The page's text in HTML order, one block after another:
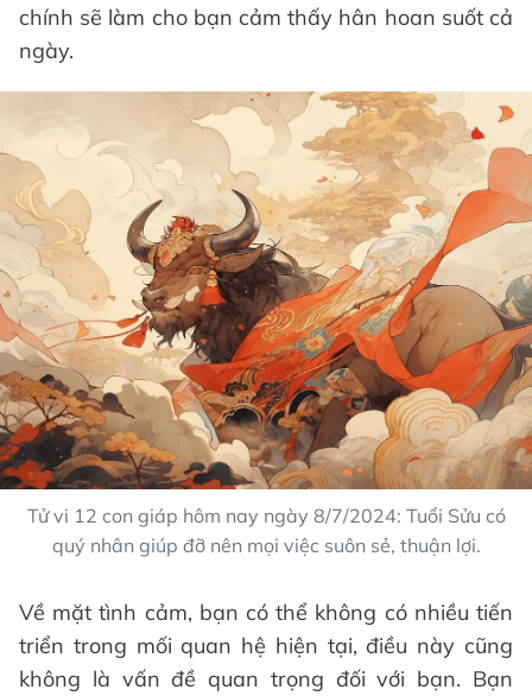
chính sẽ làm cho bạn cảm thấy hân hoan suốt cả
ngày.
Tử vi 12 con giáp hôm nay ngày 8/7/2024: Tuổi Sửu có
quý nhân giúp đỡ nên mọi việc suôn sẻ, thuận lợi.
Về mặt tình cảm, bạn có thể không có nhiều tiến
triển trong mối quan hệ hiện tại, điều này cũng
không là vấn đề quan trọng đối với bạn. Bạn